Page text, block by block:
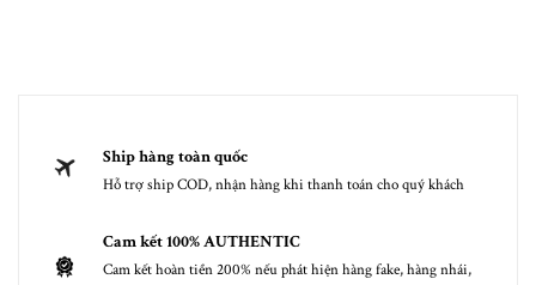
Ship hàng toàn quốc
Hỗ trợ ship COD, nhận hàng khi thanh toán cho quý khách
Cam kết 100% AUTHENTIC
Cam kết hoàn tiền 200% nếu phát hiện hàng fake, hàng nhái,